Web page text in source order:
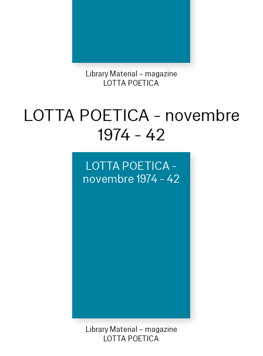
Library Material – magazine
LOTTA POETICA
LOTTA POETICA - novembre
1974 - 42
LOTTA POETICA -
novembre 1974 - 42
Library Material – magazine
LOTTA POETICA